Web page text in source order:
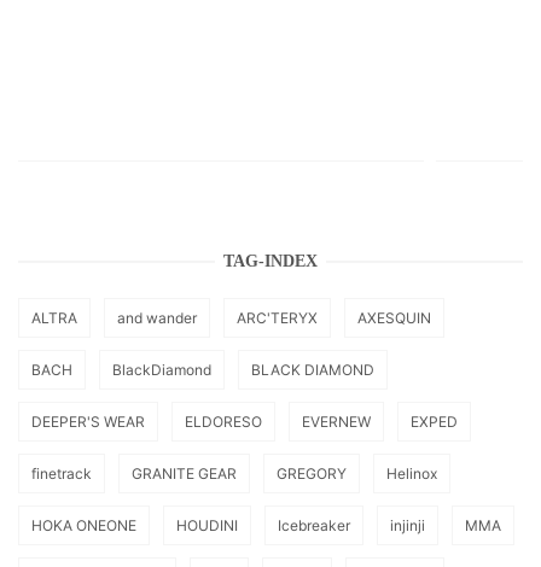
TAG-INDEX
ALTRA and wander ARC'TERYX AXESQUIN
BACH BlackDiamond BLACK DIAMOND
DEEPER'S WEAR ELDORESO EVERNEW EXPED
finetrack GRANITE GEAR GREGORY Helinox
HOKA ONEONE HOUDINI Icebreaker injinji MMA